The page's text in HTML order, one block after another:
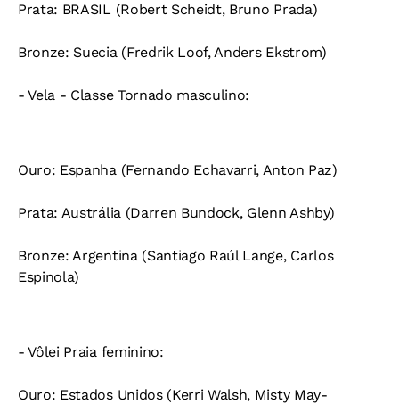
Prata: BRASIL (Robert Scheidt, Bruno Prada)
Bronze: Suecia (Fredrik Loof, Anders Ekstrom)
- Vela - Classe Tornado masculino:
Ouro: Espanha (Fernando Echavarri, Anton Paz)
Prata: Austrália (Darren Bundock, Glenn Ashby)
Bronze: Argentina (Santiago Raúl Lange, Carlos
Espinola)
- Vôlei Praia feminino:
Ouro: Estados Unidos (Kerri Walsh, Misty May-